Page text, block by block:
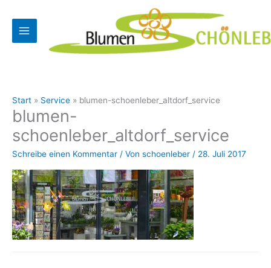
Inhalt
springen
Start Service blumen-schoenleber_altdorf_service
blumen-
schoenleber_altdorf_service
Schreibe einen Kommentar / Von schoenleber / 28. Juli 2017